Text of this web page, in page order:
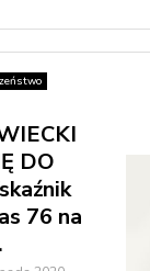
DO
76 na